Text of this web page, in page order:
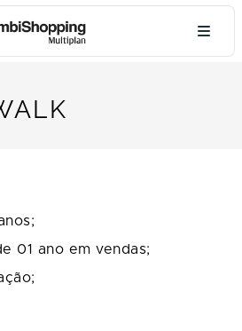
01 ano em vendas;